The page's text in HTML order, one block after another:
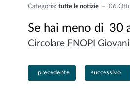
Categoria: tutte le notizie 06
Se hai meno di 30
Circolare FNOPI Giovani
Articolo precedente: BASTA CON
precedente Articolo
successivo